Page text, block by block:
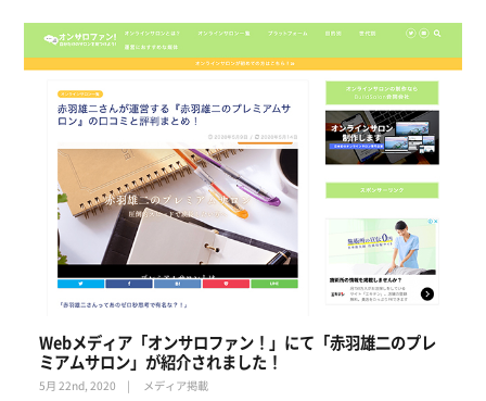
Webメディア「オンサロファン！」にて「赤羽雄二のプレ
ミアムサロン」が紹介されました！
5月 22nd, 2020 メディア掲載